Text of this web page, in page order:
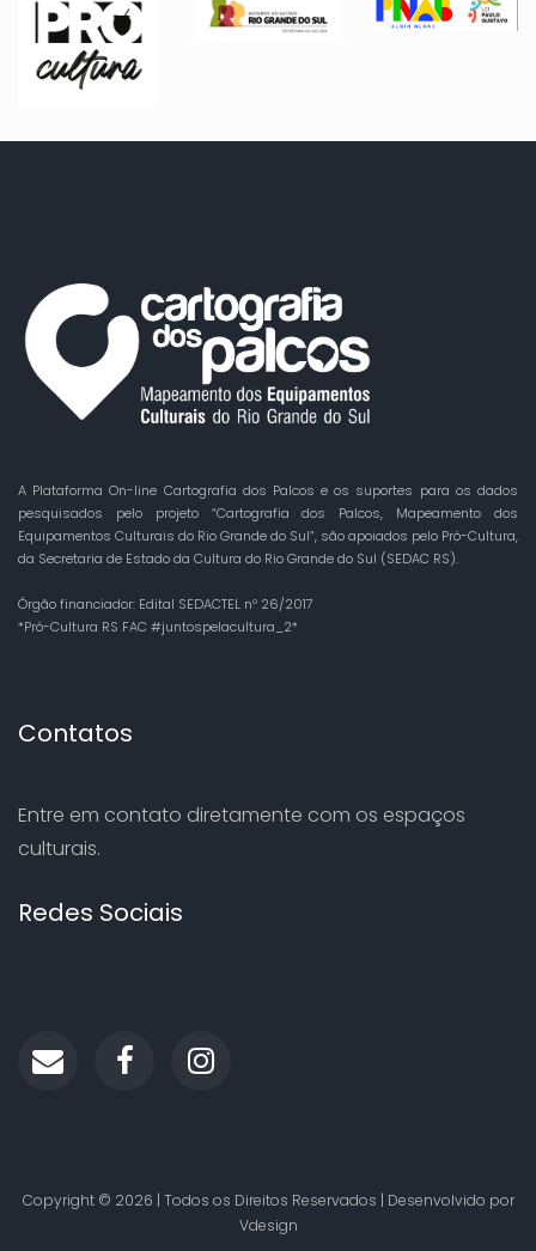
A Plataforma On-line Cartografia dos Palcos e os suportes para os dados
pesquisados pelo projeto “Cartografia dos Palcos, Mapeamento dos
Equipamentos Culturais do Rio Grande do Sul”, são apoiados pelo Pró-Cultura,
da Secretaria de Estado da Cultura do Rio Grande do Sul (SEDAC RS).
Órgão financiador: Edital SEDACTEL nº 26/2017
*Pró-Cultura RS FAC #juntospelacultura_2*
Contatos
Entre em contato diretamente com os espaços
culturais.
Redes Sociais
Copyright © 2026 | Todos os Direitos Reservados | Desenvolvido por
Vdesign